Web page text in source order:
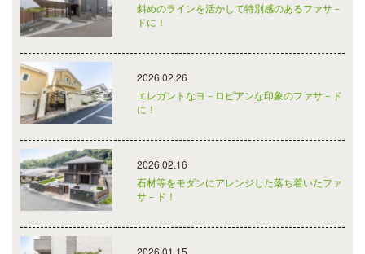
斜めのラインを活かして特別感のあるファサ－
ドに！
2026.02.26
エレガントなヨ－ロピアンな印象のファサ－ド
に！
2026.02.16
石材等をモダンにアレンジした落ち着いたファ
サ－ド！
2026.01.15